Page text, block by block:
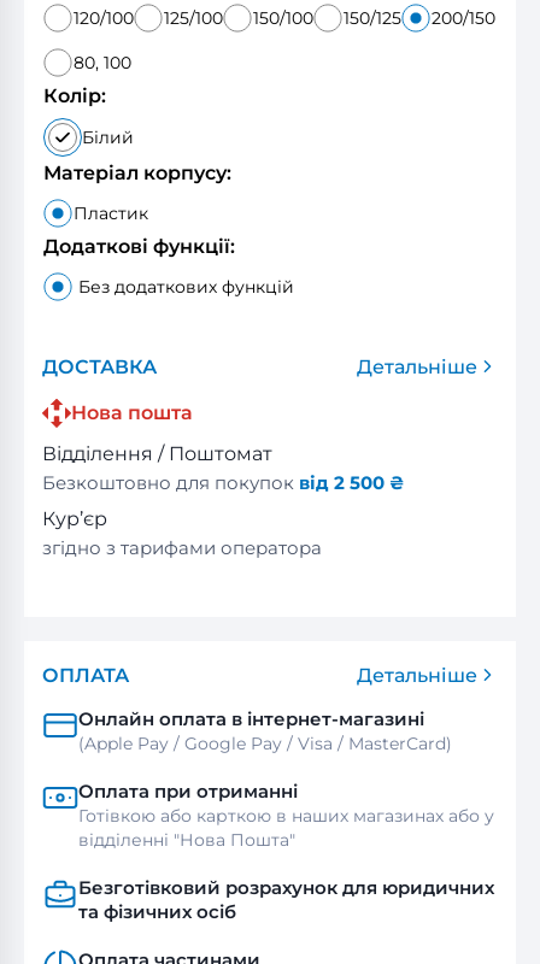
120/100 125/100 150/100 150/125 200/150
80, 100
Колір:
Білий
Матеріал корпусу:
Пластик
Додаткові функції:
Без додаткових функцій
ДОСТАВКА
Детальніше
Нова пошта
Відділення / Поштомат
Безкоштовно для покупок від 2 500 ₴
Кур’єр
згідно з тарифами оператора
ОПЛАТА
Детальніше
Онлайн оплата в інтернет-магазині
(Apple Pay / Google Pay / Visa / MasterСard)
Оплата при отриманні
Готівкою або карткою в наших магазинах або у
відділенні "Нова Пошта"
Безготівковий розрахунок для юридичних
та фізичних осіб